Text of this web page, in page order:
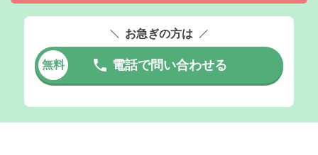
お急ぎの方は
無料 電話で問い合わせる